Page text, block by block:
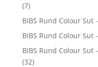
(7)
BIBS Rund Colour Sut
BIBS Rund Colour Sut
BIBS Rund Colour
(32)